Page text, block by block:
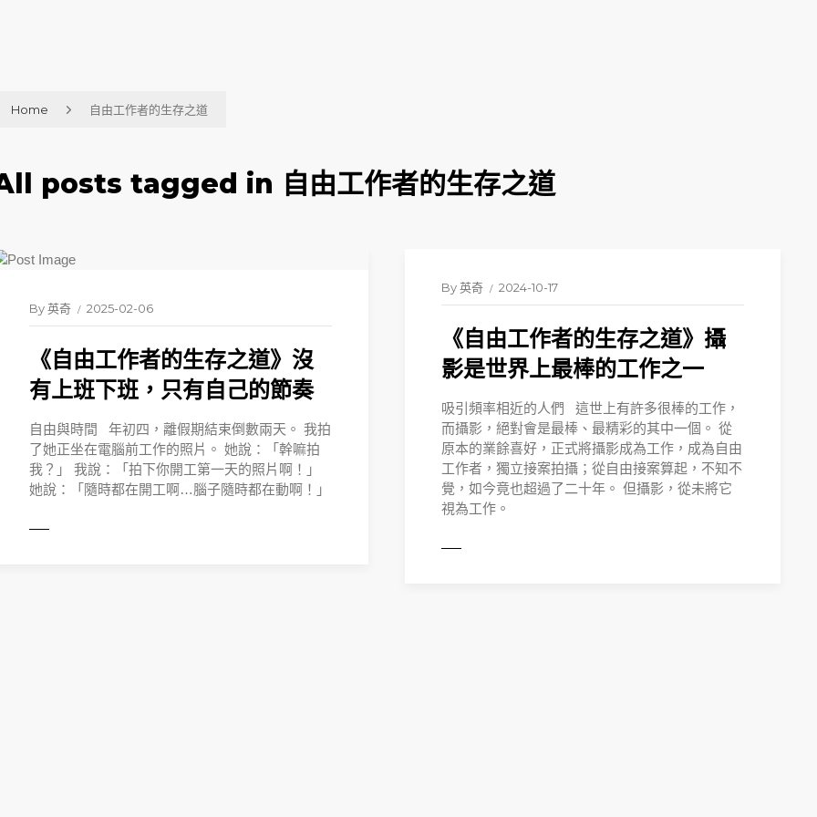
Home 自由工作者的生存之道
posts tagged in 自由工作者的生存之道
By英奇 2025-02-06
《自由工作者的生存之道》沒
有上班下班，只有自己的節奏
自由與時間 年初四，離假期結束倒數兩天。 我拍
了她正坐在電腦前工作的照片。 她說：「幹嘛拍
我？」 我說：「拍下你開工第一天的照片啊！」
她說：「隨時都在開工啊…腦子隨時都在動啊！」
By英奇 2024-10-17
《自由工作者的生存之道》攝
影是世界上最棒的工作之一
吸引頻率相近的人們 這世上有許多很棒的工作，
而攝影，絕對會是最棒、最精彩的其中一個。 從
原本的業餘喜好，正式將攝影成為工作，成為自由
工作者，獨立接案拍攝；從自由接案算起，不知不
覺，如今竟也超過了二十年。 但攝影，從未將它
視為工作。